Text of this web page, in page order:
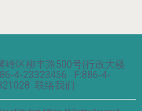
峰区柳丰路500号(行政大楼
4-23323456 F:886-4-
联络我们